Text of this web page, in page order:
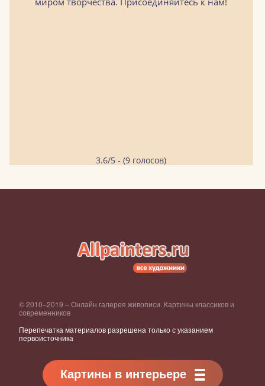
3.6/5 - (9 голосов)
© 2010–2019 – Онлайн галерея живописи. Картины классиков и
современников
Перепечатка материалов разрешена только с указанием
первоисточника
Картины в интерьере